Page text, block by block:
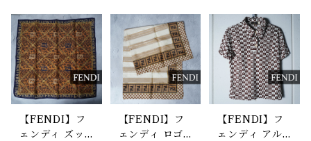
【FENDI】フ
ェンディ ズッ
【FENDI】フ
ェンディ ロゴ
【FENDI】フ
ェンディ アル